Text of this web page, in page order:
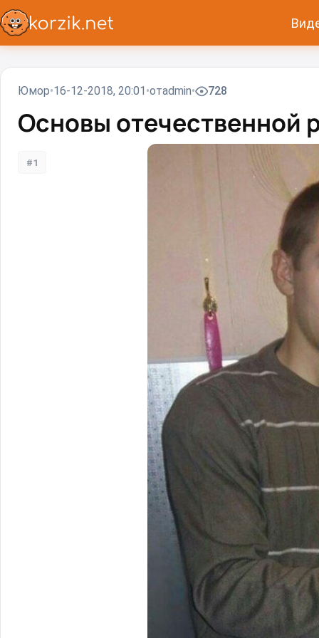
Юмор 16-12-2018, 20:01 отadmin 728
Основы отечественной
#1